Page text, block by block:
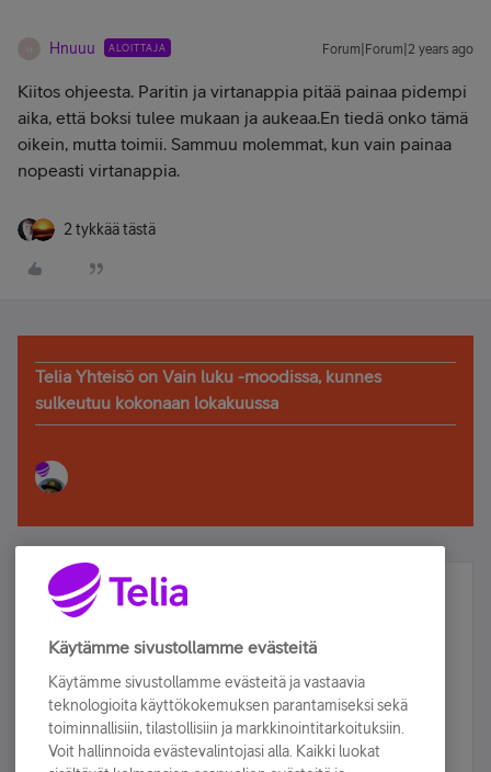
Hnuuu ALOITTAJA Forum|Forum|2 years ago
Kiitos ohjeesta. Paritin ja virtanappia pitää painaa pidempi
aika, että boksi tulee mukaan ja aukeaa.En tiedä onko tämä
oikein, mutta toimii. Sammuu molemmat, kun vain painaa
nopeasti virtanappia.
2 tykkää tästä
Telia Yhteisö on Vain luku -moodissa, kunnes
sulkeutuu kokonaan lokakuussa
Älä jää paitsi – osallistu ja voita!
Tilaa Telian uutiskirje ja olet mukana arvonnassa.
sähköpostiisi.
Tilaa nyt
Käytämme sivustollamme evästeitä
Käytämme sivustollamme evästeitä ja vastaavia
teknologioita käyttökokemuksen parantamiseksi sekä
toiminnallisiin, tilastollisiin ja markkinointitarkoituksiin.
Voit hallinnoida evästevalintojasi alla. Kaikki luokat